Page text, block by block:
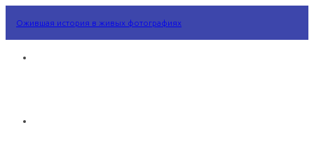
Ожившая история в живых фотографиях